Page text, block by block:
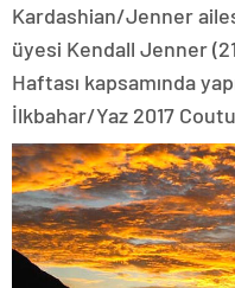
Kardashian/Jenner
üyesi Kendall Jenner
Haftası kapsamında
İlkbahar/Yaz 2017